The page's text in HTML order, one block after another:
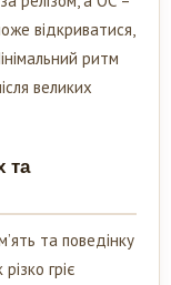
відкриватися,
ритм
великих
та
та поведінку
гріє